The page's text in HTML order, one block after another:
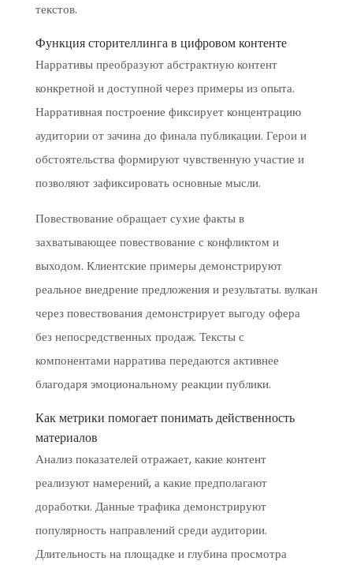
текстов.
Функция сторителлинга в цифровом контенте
Нарративы преобразуют абстрактную контент
конкретной и доступной через примеры из опыта.
Нарративная построение фиксирует концентрацию
аудитории от зачина до финала публикации. Герои и
обстоятельства формируют чувственную участие и
позволяют зафиксировать основные мысли.
Повествование обращает сухие факты в
захватывающее повествование с конфликтом и
выходом. Клиентские примеры демонстрируют
реальное внедрение предложения и результаты. вулкан
через повествования демонстрирует выгоду офера
без непосредственных продаж. Тексты с
компонентами нарратива передаются активнее
благодаря эмоциональному реакции публики.
Как метрики помогает понимать действенность
материалов
Анализ показателей отражает, какие контент
реализуют намерений, а какие предполагают
доработки. Данные трафика демонстрируют
популярность направлений среди аудитории.
Длительность на площадке и глубина просмотра